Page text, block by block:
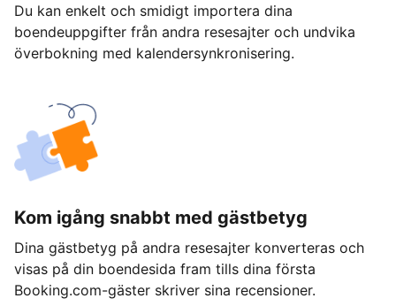
Du kan enkelt och smidigt importera dina
boendeuppgifter från andra resesajter och undvika
överbokning med kalendersynkronisering.
Kom igång snabbt med gästbetyg
Dina gästbetyg på andra resesajter konverteras och
visas på din boendesida fram tills dina första
Booking.com-gäster skriver sina recensioner.